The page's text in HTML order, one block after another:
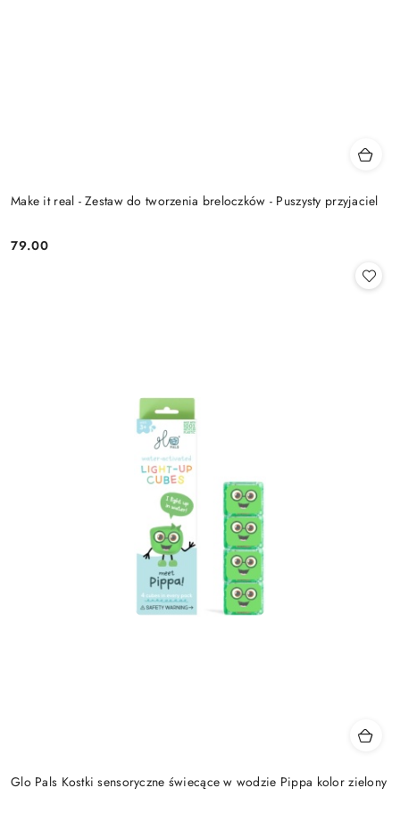
Make it real - Zestaw do tworzenia breloczków - Puszysty przyjaciel
Cena:
79.00
Glo Pals Kostki sensoryczne świecące w wodzie Pippa kolor zielony